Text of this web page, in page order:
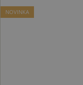
NOVINKA